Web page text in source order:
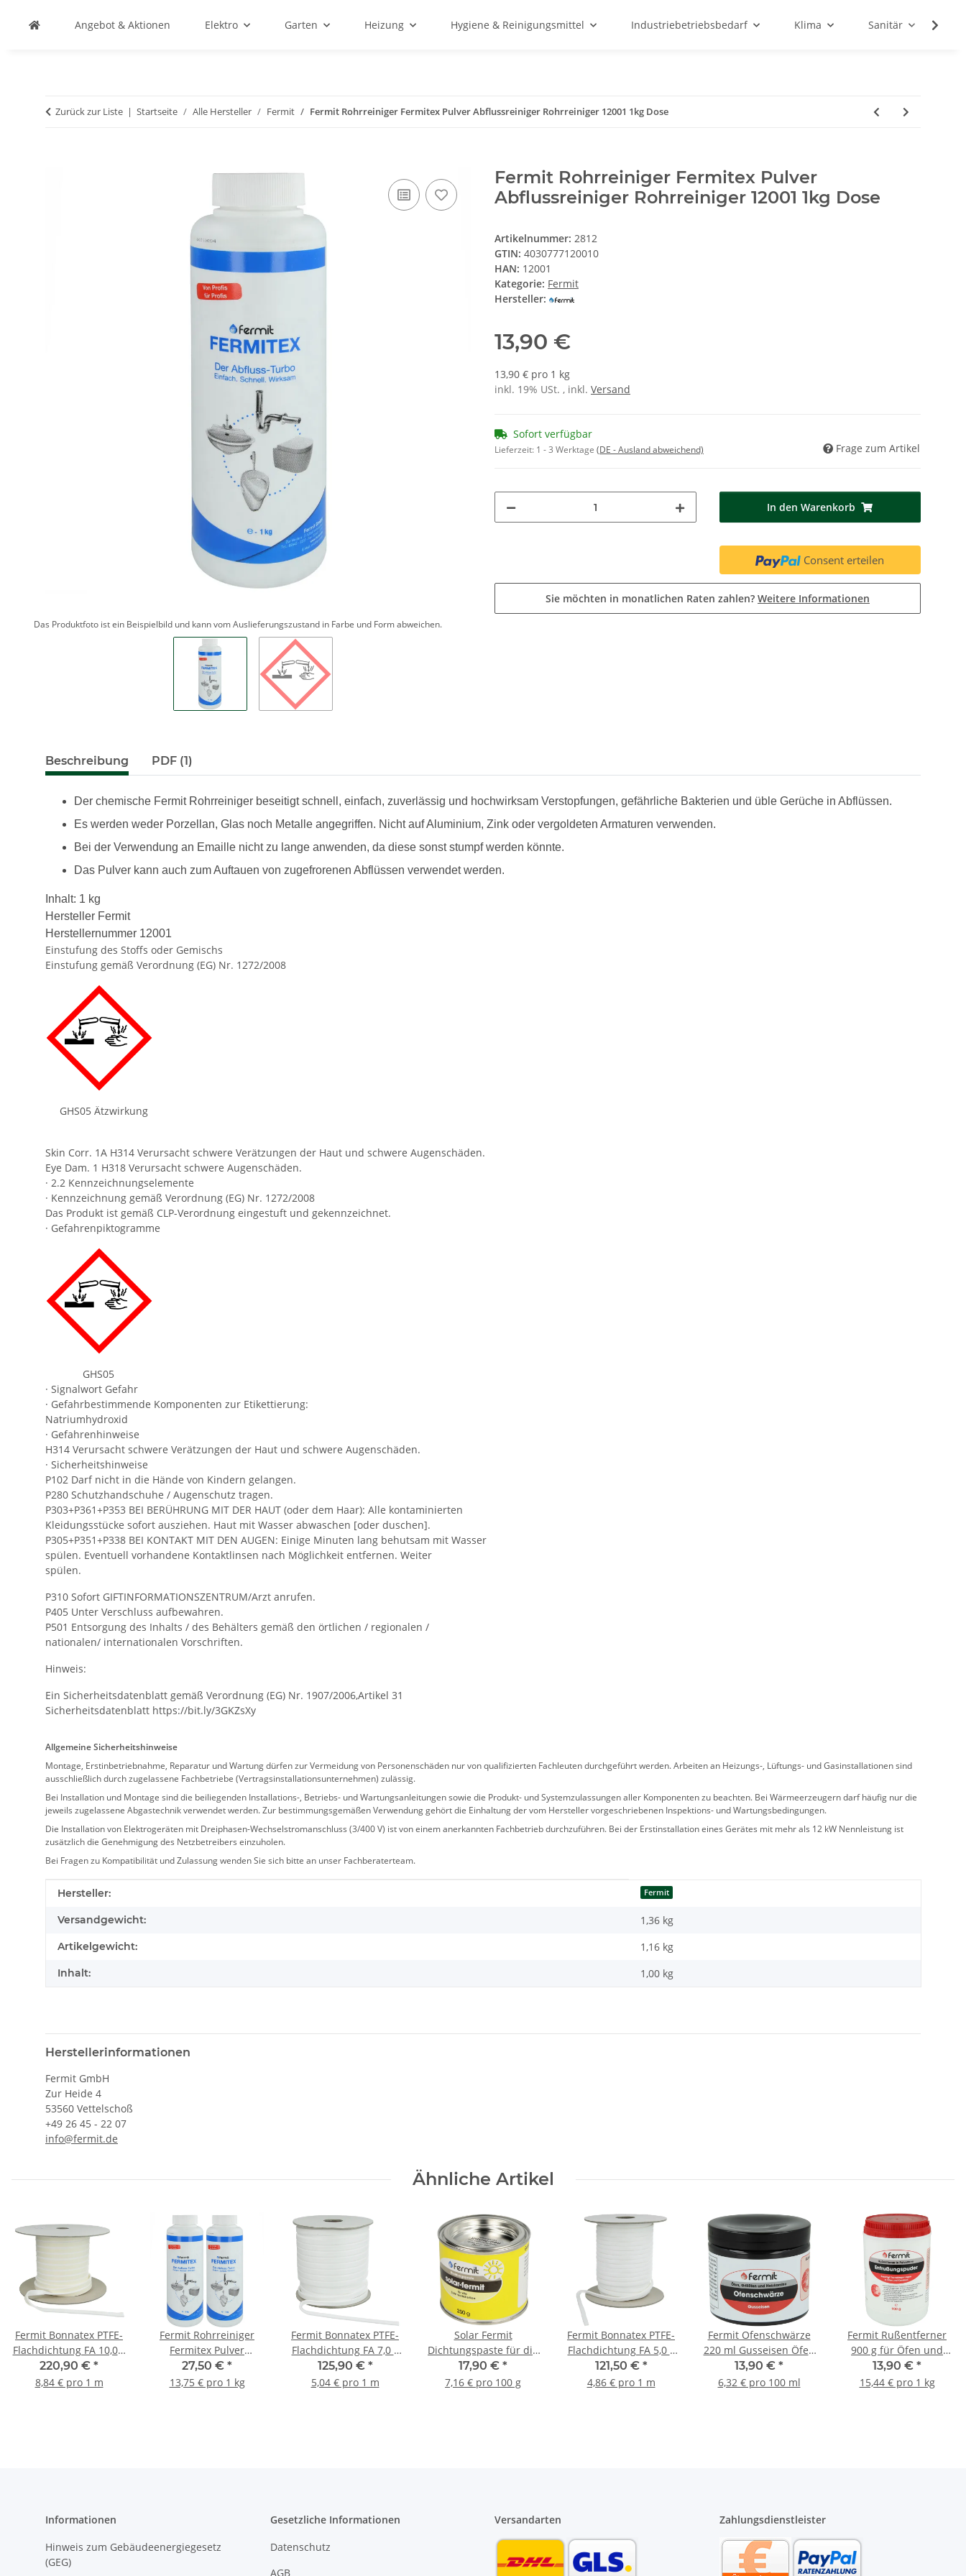
Angebot & Aktionen Elektro Garten Heizung Hygiene & Reinigungsmittel Industriebetriebsbedarf Klima Sanitär
Zurück zur Liste Startseite Alle Hersteller Fermit Fermit Rohrreiniger Fermitex Pulver Abflussreiniger Rohrreiniger 12001 1kg Dose
Das Produktfoto ist ein Beispielbild und kann vom Auslieferungszustand in Farbe und Form abweichen.
Fermit Rohrreiniger Fermitex Pulver
Abflussreiniger Rohrreiniger 12001 1kg Dose
Artikelnummer: 2812
GTIN: 4030777120010
HAN: 12001
Kategorie: Fermit
Hersteller:
13,90 €
13,90 € pro 1 kg
inkl. 19% USt. , inkl. Versand
Sofort verfügbar
Lieferzeit: 1 - 3 Werktage (DE - Ausland abweichend) Frage zum Artikel
In den Warenkorb
Consent erteilen
Sie möchten in monatlichen Raten zahlen? Weitere Informationen
Beschreibung PDF (1)
Der chemische Fermit Rohrreiniger beseitigt schnell, einfach, zuverlässig und hochwirksam Verstopfungen, gefährliche Bakterien und üble Gerüche in Abflüssen.
Es werden weder Porzellan, Glas noch Metalle angegriffen. Nicht auf Aluminium, Zink oder vergoldeten Armaturen verwenden.
Bei der Verwendung an Emaille nicht zu lange anwenden, da diese sonst stumpf werden könnte.
Das Pulver kann auch zum Auftauen von zugefrorenen Abflüssen verwendet werden.
Inhalt: 1 kg
Hersteller Fermit
Herstellernummer 12001
Einstufung des Stoffs oder Gemischs
Einstufung gemäß Verordnung (EG) Nr. 1272/2008
GHS05 Ätzwirkung
Skin Corr. 1A H314 Verursacht schwere Verätzungen der Haut und schwere Augenschäden.
Eye Dam. 1 H318 Verursacht schwere Augenschäden.
· 2.2 Kennzeichnungselemente
· Kennzeichnung gemäß Verordnung (EG) Nr. 1272/2008
Das Produkt ist gemäß CLP-Verordnung eingestuft und gekennzeichnet.
· Gefahrenpiktogramme
GHS05
· Signalwort Gefahr
· Gefahrbestimmende Komponenten zur Etikettierung:
Natriumhydroxid
· Gefahrenhinweise
H314 Verursacht schwere Verätzungen der Haut und schwere Augenschäden.
· Sicherheitshinweise
P102 Darf nicht in die Hände von Kindern gelangen.
P280 Schutzhandschuhe / Augenschutz tragen.
P303+P361+P353 BEI BERÜHRUNG MIT DER HAUT (oder dem Haar): Alle kontaminierten
Kleidungsstücke sofort ausziehen. Haut mit Wasser abwaschen [oder duschen].
P305+P351+P338 BEI KONTAKT MIT DEN AUGEN: Einige Minuten lang behutsam mit Wasser
spülen. Eventuell vorhandene Kontaktlinsen nach Möglichkeit entfernen. Weiter
spülen.
P310 Sofort GIFTINFORMATIONSZENTRUM/Arzt anrufen.
P405 Unter Verschluss aufbewahren.
P501 Entsorgung des Inhalts / des Behälters gemäß den örtlichen / regionalen /
nationalen/ internationalen Vorschriften.
Hinweis:
Ein Sicherheitsdatenblatt gemäß Verordnung (EG) Nr. 1907/2006,Artikel 31
Sicherheitsdatenblatt https://bit.ly/3GKZsXy
Allgemeine Sicherheitshinweise
Montage, Erstinbetriebnahme, Reparatur und Wartung dürfen zur Vermeidung von Personenschäden nur von qualifizierten Fachleuten durchgeführt werden. Arbeiten an Heizungs-, Lüftungs- und Gasinstallationen sind
ausschließlich durch zugelassene Fachbetriebe (Vertragsinstallationsunternehmen) zulässig.
Bei Installation und Montage sind die beiliegenden Installations-, Betriebs- und Wartungsanleitungen sowie die Produkt- und Systemzulassungen aller Komponenten zu beachten. Bei Wärmeerzeugern darf häufig nur die
jeweils zugelassene Abgastechnik verwendet werden. Zur bestimmungsgemäßen Verwendung gehört die Einhaltung der vom Hersteller vorgeschriebenen Inspektions- und Wartungsbedingungen.
Die Installation von Elektrogeräten mit Dreiphasen-Wechselstromanschluss (3/400 V) ist von einem anerkannten Fachbetrieb durchzuführen. Bei der Erstinstallation eines Gerätes mit mehr als 12 kW Nennleistung ist
zusätzlich die Genehmigung des Netzbetreibers einzuholen.
Bei Fragen zu Kompatibilität und Zulassung wenden Sie sich bitte an unser Fachberaterteam.
Produkteigenschaft
Wert
Hersteller: Fermit
Versandgewicht: 1,36 kg
Artikelgewicht: 1,16 kg
Inhalt: 1,00 kg
Herstellerinformationen
Fermit GmbH
Zur Heide 4
53560 Vettelschoß
+49 26 45 - 22 07
info@fermit.de
Ähnliche Artikel
Fermit Bonnatex PTFE-
Flachdichtung FA 10,0 x
3 mm selbstklebend
VPE 25 Meter
220,90 € *
8,84 € pro 1 m
Fermit Rohrreiniger
Fermitex Pulver
Abflussreiniger 12001
1kg Dose 2 Stück
27,50 € *
13,75 € pro 1 kg
Fermit Bonnatex PTFE-
Flachdichtung FA 7,0 x
2,5 mm selbstklebend
VPE 25 Meter
125,90 € *
5,04 € pro 1 m
Solar Fermit
Dichtungspaste für die
Solarinstallation 250 g
17,90 € *
7,16 € pro 100 g
Fermit Bonnatex PTFE-
Flachdichtung FA 5,0 x
2,0 mm selbstklebend
VPE 25 Meter
121,50 € *
4,86 € pro 1 m
Fermit Ofenschwärze
220 ml Gusseisen Öfen
Grillöfen Heizkamine
Eisenmetallen
13,90 € *
6,32 € pro 100 ml
Fermit Rußentferner
900 g für Öfen und
Kamine in Pulverform
11503
13,90 € *
15,44 € pro 1 kg
Informationen
Hinweis zum Gebäudeenergiegesetz
(GEG)
Gesetzliche Informationen
Datenschutz
AGB
Versandarten Zahlungsdienstleister